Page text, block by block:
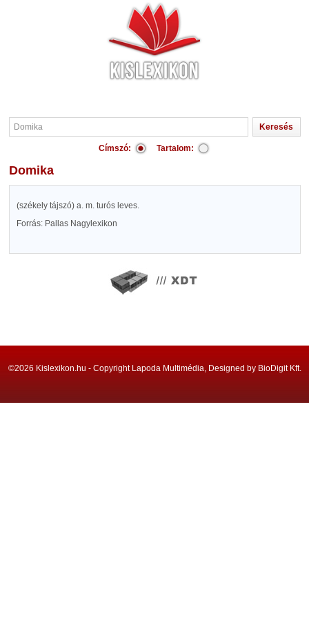
Címszó: Tartalom:
Domika
(székely tájszó) a. m. turós leves.
Forrás: Pallas Nagylexikon
©2026 Kislexikon.hu - Copyright Lapoda Multimédia, Designed by BioDigit Kft.